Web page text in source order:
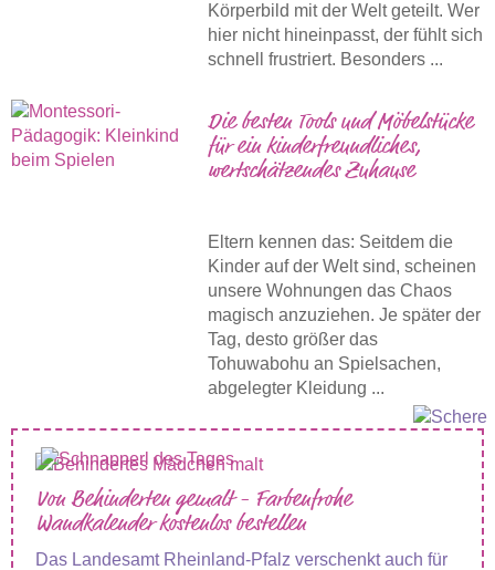
Körperbild mit der Welt geteilt. Wer
hier nicht hineinpasst, der fühlt sich
schnell frustriert. Besonders ...
Die besten Tools und Möbelstücke
für ein kinderfreundliches,
wertschätzendes Zuhause
Eltern kennen das: Seitdem die
Kinder auf der Welt sind, scheinen
unsere Wohnungen das Chaos
magisch anzuziehen. Je später der
Tag, desto größer das
Tohuwabohu an Spielsachen,
abgelegter Kleidung ...
Von Behinderten gemalt - Farbenfrohe
Wandkalender kostenlos bestellen
Das Landesamt Rheinland-Pfalz verschenkt auch für